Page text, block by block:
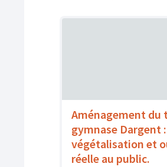
Aménagement du
gymnase Dargent :
végétalisation et
réelle au public.